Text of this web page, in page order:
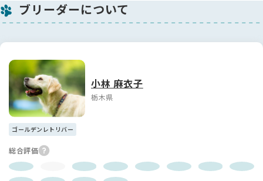
ブリーダーについて
小林 麻衣子
栃木県
ゴールデンレトリバー
総合評価